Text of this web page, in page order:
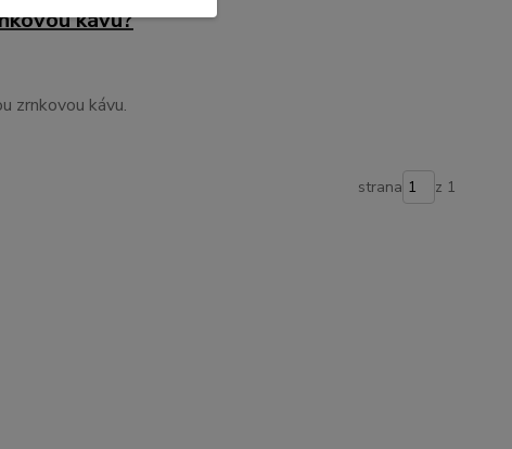
kávu?
zrnkovou kávu.
strana z 1